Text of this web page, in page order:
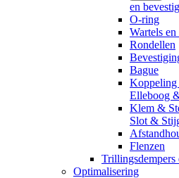
en
O-ring
Wartels en
Rondellen
Bague
Elleboog
Klem &
Slot &
Flenzen
Trillingsdempers
Optimalisering